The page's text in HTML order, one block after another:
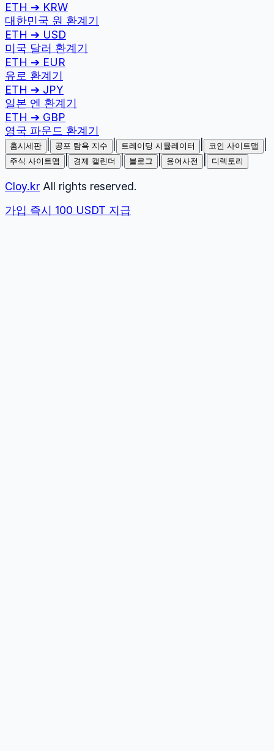
ETH ➔ KRW
대한민국 원 환계기
ETH ➔ USD
미국 달러 환계기
ETH ➔ EUR
유로 환계기
ETH ➔ JPY
일본 엔 환계기
ETH ➔ GBP
영국 파운드 환계기
홈시세판 공포 탐욕 지수 트레이딩 시뮬레이터 코인 사이트맵
주식 사이트맵 경제 캘린더 블로그 용어사전 디렉토리
Cloy.kr All rights reserved.
가입 즉시 100 USDT 지급